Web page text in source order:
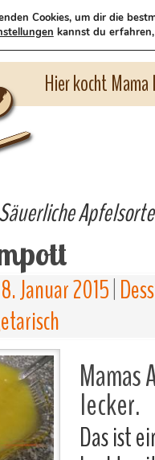
Hier kocht
Säuerliche
8. Januar 2015
lecker.
Das ist
Cookies, um dir die
kannst du